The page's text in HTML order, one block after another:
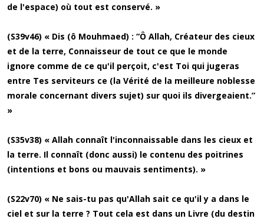
de l'espace) où tout est conservé. »
(S39v46) « Dis (ô Mouhmaed) : “Ô Allah, Créateur des cieux
et de la terre, Connaisseur de tout ce que le monde
ignore comme de ce qu'il perçoit, c'est Toi qui jugeras
entre Tes serviteurs ce (la Vérité de la meilleure noblesse
morale concernant divers sujet) sur quoi ils divergeaient.”
»
(S35v38) « Allah connaît l'inconnaissable dans les cieux et
la terre. Il connaît (donc aussi) le contenu des poitrines
(intentions et bons ou mauvais sentiments). »
(S22v70) « Ne sais-tu pas qu'Allah sait ce qu'il y a dans le
ciel et sur la terre ? Tout cela est dans un Livre (du destin